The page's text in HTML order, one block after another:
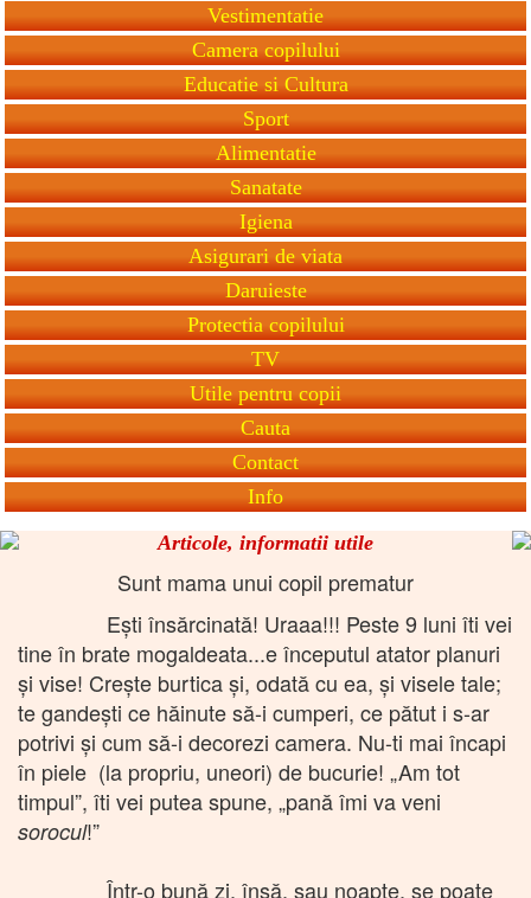
Vestimentatie
Camera copilului
Educatie si Cultura
Sport
Alimentatie
Sanatate
Igiena
Asigurari de viata
Daruieste
Protectia copilului
TV
Utile pentru copii
Cauta
Contact
Info
Articole, informatii utile
Sunt mama unui copil prematur
Ești însărcinată! Uraaa!!! Peste 9 luni îti vei
tine în brate mogaldeata...e începutul atator planuri
și vise! Crește burtica și, odată cu ea, și visele tale;
te gandești ce hăinute să-i cumperi, ce pătut i s-ar
potrivi și cum să-i decorezi camera. Nu-ti mai încapi
în piele (la propriu, uneori) de bucurie! „Am tot
timpul”, îti vei putea spune, „pană îmi va veni
sorocul!”
Într-o bună zi, însă, sau noapte, se poate